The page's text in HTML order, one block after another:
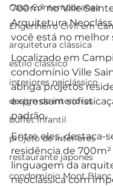
Casa Contemporanea
Engenheiro Civil em
arquitetura clássica
estilo clássico
interiores neiclássico
design de interiores
buffet infantil
projeto de interiores
restaurante japonês
condomínio Mont Blanc
700m² no Ville
Arquitetura
você está no melhor
Localizado em
condomínio Ville
abriga projetos
expressam
padrão.
Entre eles, destaca-
residência de
linguagem da
neoclássica com